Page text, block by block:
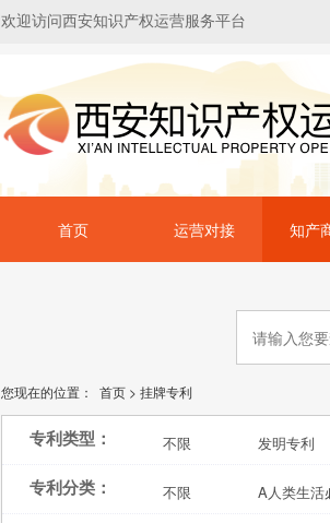
欢迎访问西安知识产权运营服务平台
首页 运营对接 知产
您现在的位置： 首页> 挂牌专利
专利类型： 不限 发明专利
专利分类： 不限 A人类生活